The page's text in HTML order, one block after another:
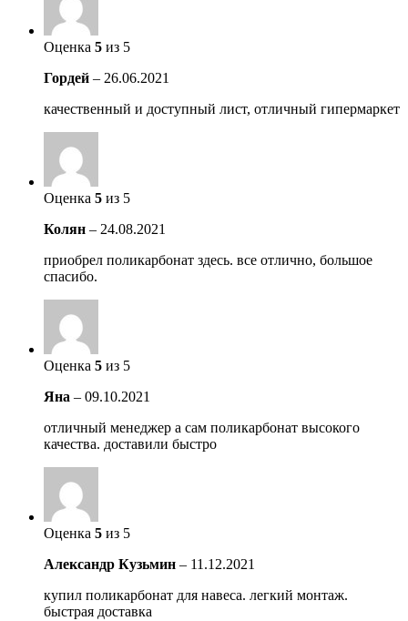
Оценка 5 из 5
Гордей – 26.06.2021
качественный и доступный лист, отличный гипермаркет
Оценка 5 из 5
Колян – 24.08.2021
приобрел поликарбонат здесь. все отлично, большое
спасибо.
Оценка 5 из 5
Яна – 09.10.2021
отличный менеджер а сам поликарбонат высокого
качества. доставили быстро
Оценка 5 из 5
Александр Кузьмин – 11.12.2021
купил поликарбонат для навеса. легкий монтаж.
быстрая доставка